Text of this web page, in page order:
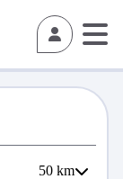
50 km